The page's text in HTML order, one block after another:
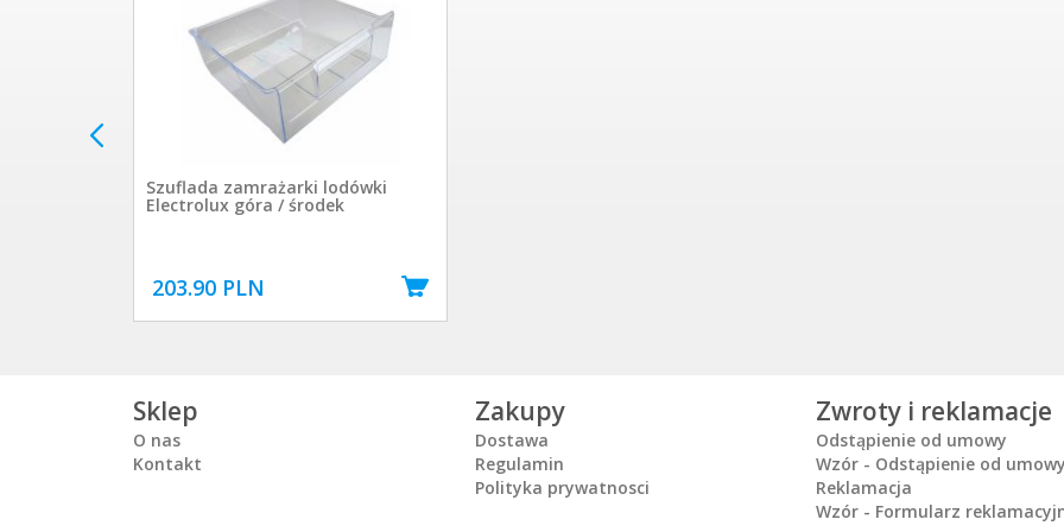
Szuflada zamrażarki lodówki
Electrolux góra / środek
203.90 PLN
Sklep
O nas
Kontakt
Zakupy
Dostawa
Regulamin
Polityka prywatnosci
Zwroty i reklamacje
Odstąpienie od umowy
Wzór - Odstąpienie od
Reklamacja
Wzór - Formularz